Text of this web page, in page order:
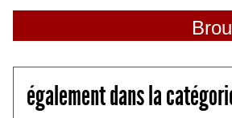
également dans la